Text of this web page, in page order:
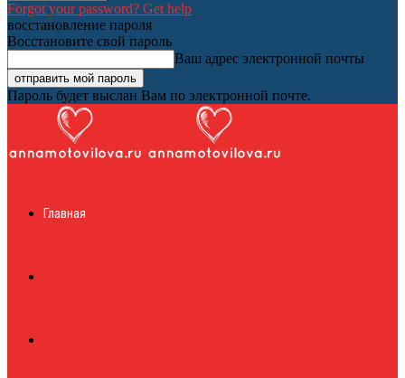
Forgot your password? Get help
восстановление пароля
Восстановите свой пароль
Ваш адрес электронной почты
Пароль будет выслан Вам по электронной почте.
журналГлавная